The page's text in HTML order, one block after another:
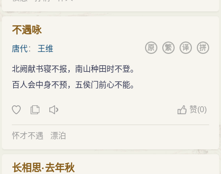
不遇咏
唐代： 王维 拼
译
繁
原
北阙献书寝不报，南山种田时不登。
百人会中身不预，五侯门前心不能。
赞(0)
怀才不遇 漂泊
长相思·去年秋